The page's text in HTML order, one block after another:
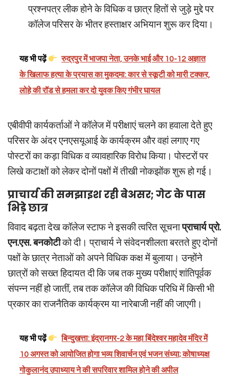
प्रश्नपत्र लीक होने के विधिक व छात्र हितों से जुड़े मुद्दे पर
कॉलेज परिसर के भीतर हस्ताक्षर अभियान शुरू कर दिया।
यह भी पढ़ें
रुद्रपुर में भाजपा नेता, उनके भाई और 10-12 अज्ञात
के खिलाफ हत्या के प्रयास का मुकदमा: कार से स्कूटी को मारी टक्कर,
लोहे की रॉड से हमला कर दो युवक किए गंभीर घायल
एबीवीपी कार्यकर्ताओं ने कॉलेज में परीक्षाएं चलने का हवाला देते हुए
परिसर के अंदर एनएसयूआई के कार्यक्रम और वहां लगाए गए
पोस्टरों का कड़ा विधिक व व्यावहारिक विरोध किया। पोस्टरों पर
लिखे कटाक्षों को लेकर दोनों पक्षों में तीखी नोकझोंक शुरू हो गई।
प्राचार्य की समझाइश रही बेअसर; गेट के पास
भिड़े छात्र
विवाद बढ़ता देख कॉलेज स्टाफ ने इसकी त्वरित सूचनाप्राचार्य प्रो.
एन.एस. बनकोटीको दी। प्राचार्य ने संवेदनशीलता बरतते हुए दोनों
पक्षों के छात्र नेताओं को अपने विधिक कक्ष में बुलाया। उन्होंने
छात्रों को सख्त हिदायत दी कि जब तक मुख्य परीक्षाएं शांतिपूर्वक
संपन्न नहीं हो जातीं, तब तक कॉलेज की विधिक परिधि में किसी भी
प्रकार का राजनैतिक कार्यक्रम या नारेबाजी नहीं की जाएगी।
यह भी पढ़ें
बिन्दुखत्ता: इंद्रानगर-2 के महा बिंदेश्वर महादेव मंदिर में
10 अगस्त को आयोजित होगा भव्य शिवार्चन एवं भजन संध्या; कोषाध्यक्ष
गोकुलानंद उपाध्याय ने की सपरिवार शामिल होने की अपील